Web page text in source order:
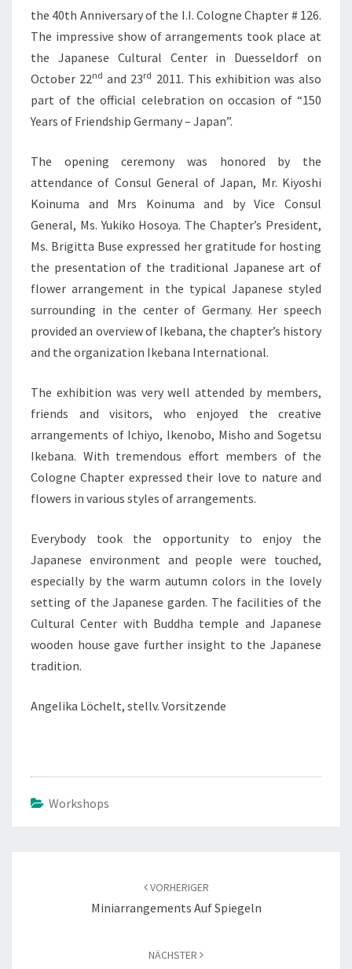
the 40th Anniversary of the I.I. Cologne Chapter # 126.
The impressive show of arrangements took place at
the Japanese Cultural Center in Duesseldorf on
October 22nd and 23rd 2011. This exhibition was also
part of the official celebration on occasion of “150
Years of Friendship Germany – Japan”.
The opening ceremony was honored by the
attendance of Consul General of Japan, Mr. Kiyoshi
Koinuma and Mrs Koinuma and by Vice Consul
General, Ms. Yukiko Hosoya. The Chapter’s President,
Ms. Brigitta Buse expressed her gratitude for hosting
the presentation of the traditional Japanese art of
flower arrangement in the typical Japanese styled
surrounding in the center of Germany. Her speech
provided an overview of Ikebana, the chapter’s history
and the organization Ikebana International.
The exhibition was very well attended by members,
friends and visitors, who enjoyed the creative
arrangements of Ichiyo, Ikenobo, Misho and Sogetsu
Ikebana. With tremendous effort members of the
Cologne Chapter expressed their love to nature and
flowers in various styles of arrangements.
Everybody took the opportunity to enjoy the
Japanese environment and people were touched,
especially by the warm autumn colors in the lovely
setting of the Japanese garden. The facilities of the
Cultural Center with Buddha temple and Japanese
wooden house gave further insight to the Japanese
tradition.
Angelika Löchelt, stellv. Vorsitzende
Workshops
VORHERIGER
Miniarrangements Auf Spiegeln
NÄCHSTER